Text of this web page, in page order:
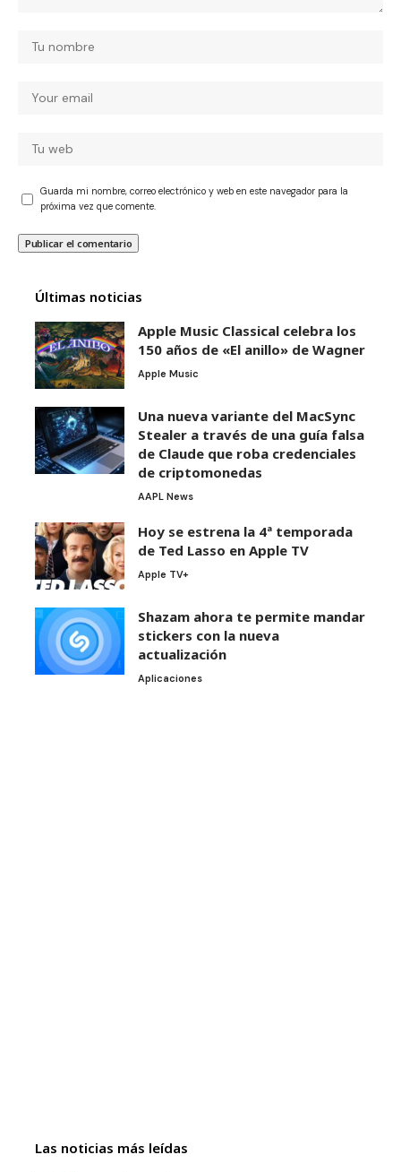
Guarda mi nombre, correo electrónico y web en este navegador para la
próxima vez que comente.
Últimas noticias
Apple Music Classical celebra los
150 años de «El anillo» de Wagner
Apple Music
Una nueva variante del MacSync
Stealer a través de una guía falsa
de Claude que roba credenciales
de criptomonedas
AAPL News
Hoy se estrena la 4ª temporada
de Ted Lasso en Apple TV
Apple TV+
Shazam ahora te permite mandar
stickers con la nueva
actualización
Aplicaciones
Las noticias más leídas